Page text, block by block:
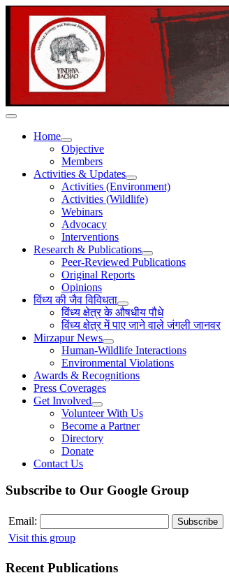
Home
Objective
Members
Activities & Updates
Activities (Environment)
Activities (Wildlife)
Webinars
Advocacy
Interventions
Research & Publications
Peer-Reviewed Publications
Original Reports
Opinions
विंध्य की जैव विविधता
विंध्य क्षेत्र के औषधीय पौधे
विंध्य क्षेत्र में पाए जाने वाले जंगली जानवर
Mirzapur News
Human-Wildlife Interactions
Environmental Violations
Awards & Recognitions
Press Coverages
Get Involved
Volunteer With Us
Become a Partner
Directory
Donate
Contact Us
Subscribe to Our Google Group
Email:
Visit this group
Recent Publications